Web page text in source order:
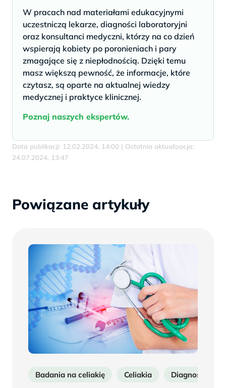
W pracach nad materiałami edukacyjnymi
uczestniczą lekarze, diagności laboratoryjni
oraz konsultanci medyczni, którzy na co dzień
wspierają kobiety po poronieniach i pary
zmagające się z niepłodnością. Dzięki temu
masz większą pewność, że informacje, które
czytasz, są oparte na aktualnej wiedzy
medycznej i praktyce klinicznej.
Poznaj naszych ekspertów.
Data publikacji: 12.02.2024, 14:00 | Ostatnia aktualizacja:
24.07.2024, 13:47
Powiązane artykuły
Badania na celiakię Celiakia Diagnostyka